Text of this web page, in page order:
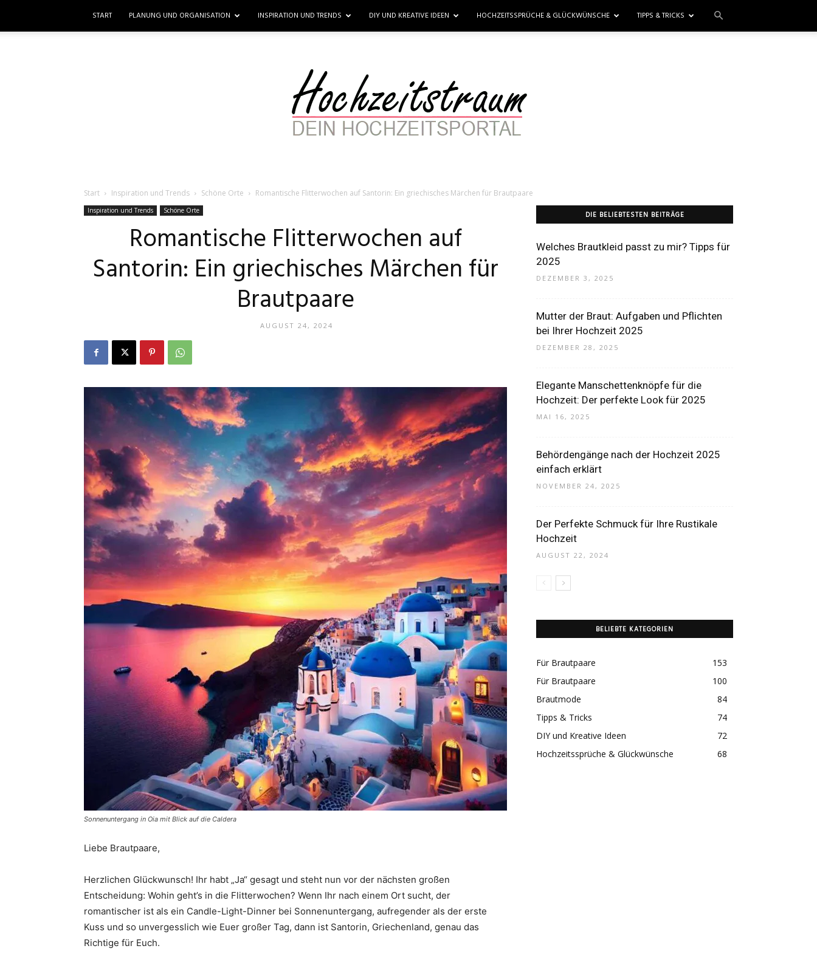
START PLANUNG UND ORGANISATION INSPIRATION UND TRENDS DIY UND KREATIVE IDEEN HOCHZEITSSPRÜCHE & GLÜCKWÜNSCHE TIPPS & TRICKS
Dein
Portal
rund
um
das
Thema
Start Inspiration und Trends Schöne Orte Romantische Flitterwochen auf Santorin: Ein griechisches Märchen für Brautpaare
Inspiration und Trends Schöne Orte
Romantische Flitterwochen auf
Santorin: Ein griechisches Märchen für
Brautpaare
AUGUST 24, 2024
Sonnenuntergang in Oia mit Blick auf die Caldera
Liebe Brautpaare,
Herzlichen Glückwunsch! Ihr habt „Ja“ gesagt und steht nun vor der nächsten großen
Entscheidung: Wohin geht’s in die Flitterwochen? Wenn Ihr nach einem Ort sucht, der
romantischer ist als ein Candle-Light-Dinner bei Sonnenuntergang, aufregender als der erste
Kuss und so unvergesslich wie Euer großer Tag, dann ist Santorin, Griechenland, genau das
Richtige für Euch.
DIE BELIEBTESTEN BEITRÄGE
Welches Brautkleid passt zu mir? Tipps für
2025
DEZEMBER 3, 2025
Mutter der Braut: Aufgaben und Pflichten
bei Ihrer Hochzeit 2025
DEZEMBER 28, 2025
Elegante Manschettenknöpfe für die
Hochzeit: Der perfekte Look für 2025
MAI 16, 2025
Behördengänge nach der Hochzeit 2025
einfach erklärt
NOVEMBER 24, 2025
Der Perfekte Schmuck für Ihre Rustikale
Hochzeit
AUGUST 22, 2024
BELIEBTE KATEGORIEN
Für Brautpaare
153
Für Brautpaare
100
Brautmode
84
Tipps & Tricks
74
DIY und Kreative Ideen
72
Hochzeitssprüche & Glückwünsche
68